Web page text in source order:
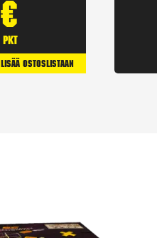
€
pkt
Lisää Ostoslistaan